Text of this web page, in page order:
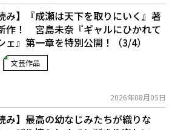
み】『成瀬は天下を取りにいく』著
作！ 宮島未奈『ギャルにひかれて
ェ』第一章を特別公開！（3/4）
文芸作品
2026年08月05日
み】最高の幼なじみたちが織りな